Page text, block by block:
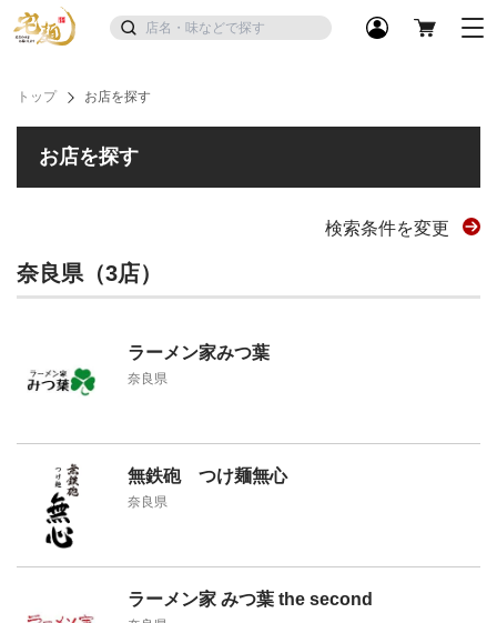
トップ お店を探す
お店を探す
検索条件を変更
奈良県（3店）
ラーメン家みつ葉
奈良県
無鉄砲 つけ麺無心
奈良県
ラーメン家 みつ葉 the second